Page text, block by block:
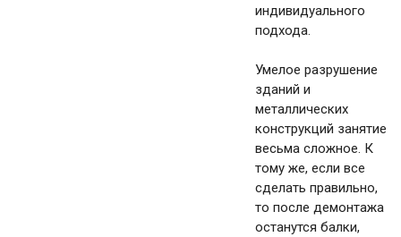
индивидуального
подхода.
Умелое разрушение
зданий и
металлических
конструкций занятие
весьма сложное. К
тому же, если все
сделать правильно,
то после демонтажа
останутся балки,